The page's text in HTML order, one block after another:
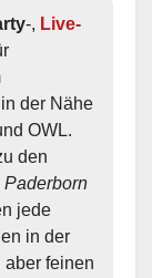
-, Live-
der Nähe
OWL.
den
Paderborn
jede
in der
aber feinen